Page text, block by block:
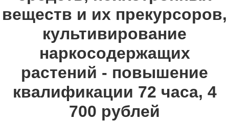
веществ и их прекурсоров,
культивирование
наркосодержащих
растений - повышение
квалификации 72 часа, 4
700 рублей